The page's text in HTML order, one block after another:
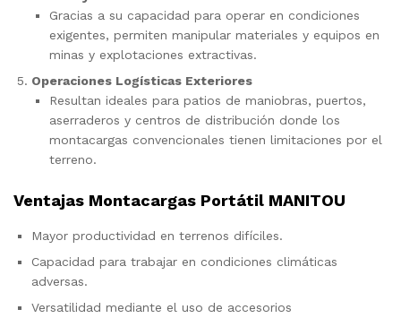
Gracias a su capacidad para operar en condiciones
exigentes, permiten manipular materiales y equipos en
minas y explotaciones extractivas.
Operaciones Logísticas Exteriores
Resultan ideales para patios de maniobras, puertos,
aserraderos y centros de distribución donde los
montacargas convencionales tienen limitaciones por el
terreno.
Ventajas Montacargas Portátil MANITOU
Mayor productividad en terrenos difíciles.
Capacidad para trabajar en condiciones climáticas
adversas.
Versatilidad mediante el uso de accesorios